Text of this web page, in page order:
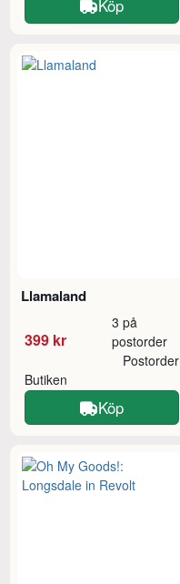
Köp
Llamaland
399 kr
3 på
postorder
Butiken
Postorder
Köp